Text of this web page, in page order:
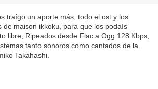
traígo un aporte más, todo el ost y los
de maison ikkoku, para que los podaís
libre, Ripeados desde Flac a Ogg 128 Kbps,
tanto sonoros como cantados de la
Takahashi.